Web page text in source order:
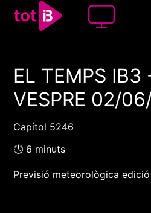
00:00 00:00
1x
EL TEMPS IB3
VESPRE 02/
Capítol 5246
🕓 6 minuts
Previsió meteorològica